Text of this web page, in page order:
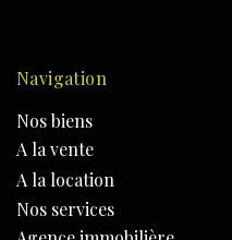
Navigation
Nos biens
A la vente
A la location
Nos services